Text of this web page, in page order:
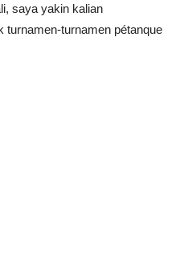
saya yakin kalian
turnamen-turnamen pétanque